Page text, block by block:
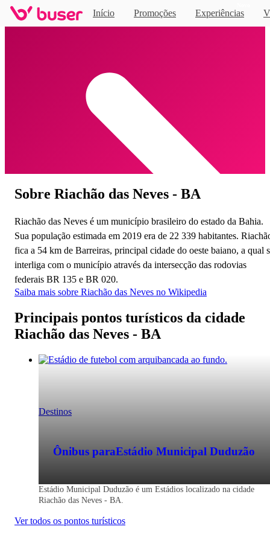
Início Promoções Experiências
Home
Destinos
Sobre Riachão das Neves - BA
Riachão das Neves é um município brasileiro do estado da Bahia.
Sua população estimada em 2019 era de 22 339 habitantes.
fica a 54 km de Barreiras, principal cidade do oeste baiano, a qual
interliga com o município através da intersecção das rodovias
federais BR 135 e BR 020.
Saiba mais sobre Riachão das Neves no Wikipedia
Principais pontos turísticos da cidade
Riachão das Neves - BA
Ônibus paraEstádio Municipal Duduzão
Estádio Municipal Duduzão é um Estádios localizado na cidade
Riachão das Neves - BA.
Ver todos os pontos turísticos